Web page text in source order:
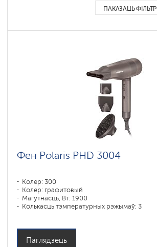
ПАКАЗАЦЬ ФІЛЬТР
Фен Polaris PHD 3004
Колер: 300
Колер: графитовый
Магутнасць, Вт: 1900
Колькасць тэмпературных рэжымаў: 3
Паглядзець